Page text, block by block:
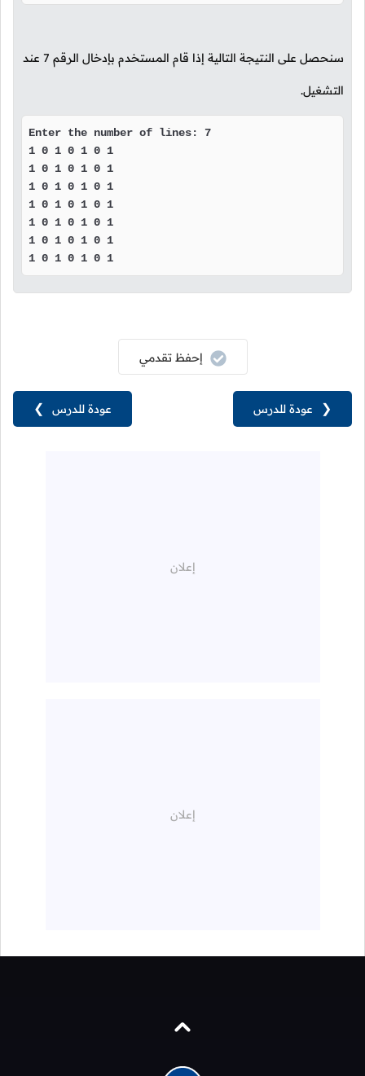
سنحصل على النتيجة التالية إذا قام المستخدم بإدخال الرقم 7 عند
التشغيل.
Enter the number of lines: 7
1 0 1 0 1 0 1
1 0 1 0 1 0 1
1 0 1 0 1 0 1
1 0 1 0 1 0 1
1 0 1 0 1 0 1
1 0 1 0 1 0 1
1 0 1 0 1 0 1
عودة للدرس ❯
إحفظ تقدمي
❮ عودة للدرس